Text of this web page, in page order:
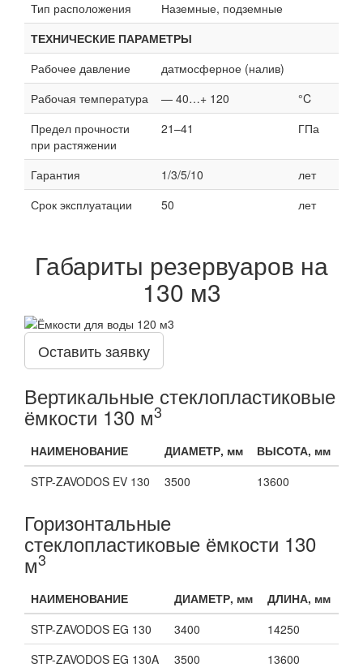
Тип расположения
Наземные, подземные
ТЕХНИЧЕСКИЕ ПАРАМЕТРЫ
Рабочее давление
датмосферное (налив)
Рабочая температура
— 40…+ 120
°C
Предел прочности
при растяжении
21–41 ГПа
Гарантия 1/3/5/10
лет
Срок эксплуатации
50 лет
Габариты резервуаров на
130 м3
Оставить заявку
Вертикальные стеклопластиковые
ёмкости 130 м3
НАИМЕНОВАНИЕ ДИАМЕТР, мм
ВЫСОТА, мм
STP-ZAVODOS EV 130
3500 13600
Горизонтальные
стеклопластиковые ёмкости 130
м3
НАИМЕНОВАНИЕ ДИАМЕТР, мм
ДЛИНА, мм
STP-ZAVODOS EG 130
3400
14250
STP-ZAVODOS EG 130A
3500 13600